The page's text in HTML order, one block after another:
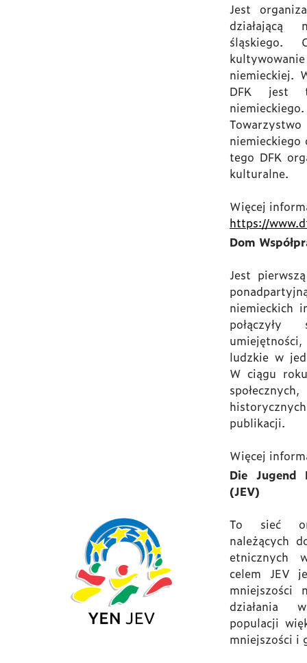
Jest
działającą
śląskiego.
niemieckiej.
DFK jest
niemieckiego
tego DFK
kulturalne.
Więcej
https://
Dom
Jest
niemieckich
ludzkie w
W ciągu
publikacji.
Więcej
Die Jugend
(JEV)
To sieć
należących
etnicznych
celem JEV
mniejszości
działania
populacji
mniejszości i